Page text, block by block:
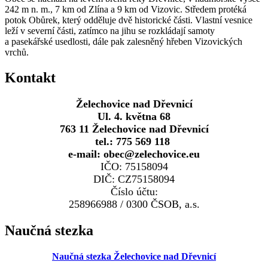
242 m n. m., 7 km od Zlína a 9 km od Vizovic. Středem protéká
potok Obůrek, který odděluje dvě historické části. Vlastní vesnice
leží v severní části, zatímco na jihu se rozkládají samoty
a pasekářské usedlosti, dále pak zalesněný hřeben Vizovických
vrchů.
Kontakt
Želechovice nad Dřevnicí
Ul. 4. května 68
763 11 Želechovice nad Dřevnicí
tel.: 775 569 118
e-mail: obec@zelechovice.eu
IČO: 75158094
DIČ: CZ75158094
Číslo účtu:
258966988 / 0300 ČSOB, a.s.
Naučná stezka
Naučná stezka Želechovice nad Dřevnicí